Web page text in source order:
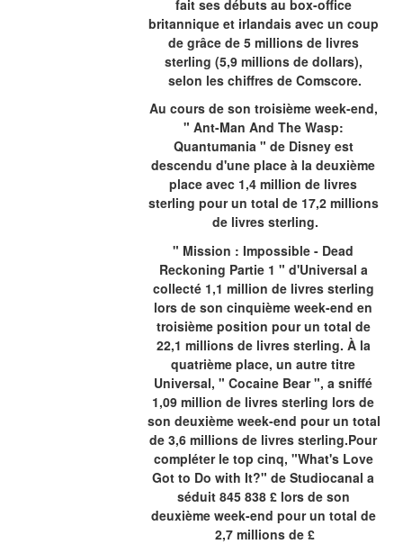
fait ses débuts au box-office
britannique et irlandais avec un coup
de grâce de 5 millions de livres
sterling (5,9 millions de dollars),
selon les chiffres de Comscore.
Au cours de son troisième week-end,
" Ant-Man And The Wasp:
Quantumania " de Disney est
descendu d'une place à la deuxième
place avec 1,4 million de livres
sterling pour un total de 17,2 millions
de livres sterling.
" Mission : Impossible - Dead
Reckoning Partie 1 " d'Universal a
collecté 1,1 million de livres sterling
lors de son cinquième week-end en
troisième position pour un total de
22,1 millions de livres sterling. À la
quatrième place, un autre titre
Universal, " Cocaine Bear ", a sniffé
1,09 million de livres sterling lors de
son deuxième week-end pour un total
de 3,6 millions de livres sterling.Pour
compléter le top cinq, "What's Love
Got to Do with It?" de Studiocanal a
séduit 845 838 £ lors de son
deuxième week-end pour un total de
2,7 millions de £